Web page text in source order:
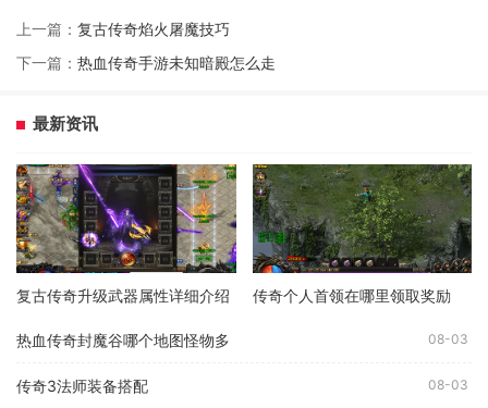
上一篇： 复古传奇焰火屠魔技巧
下一篇： 热血传奇手游未知暗殿怎么走
最新资讯
复古传奇升级武器属性详细介绍 传奇个人首领在哪里领取奖励
热血传奇封魔谷哪个地图怪物多 08-03
传奇3法师装备搭配 08-03